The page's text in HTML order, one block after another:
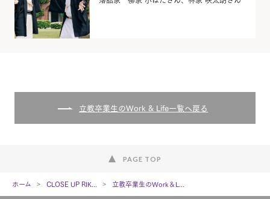
立教卒業生のWork & Life一覧へ戻る
PAGE TOP
ホーム CLOSE UP RIK... 立教卒業生のWork＆L...